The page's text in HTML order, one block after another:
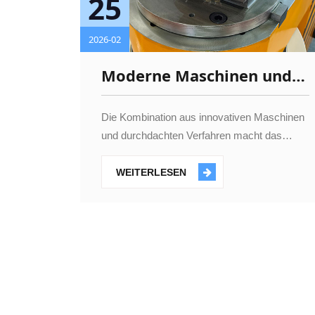
25
2026-02
Moderne Maschinen und
Verfahren für das
Aluminiumprofil-Biegen
Die Kombination aus innovativen Maschinen
und durchdachten Verfahren macht das
präziser und vielseitiger als je zuvor.
WEITERLESEN